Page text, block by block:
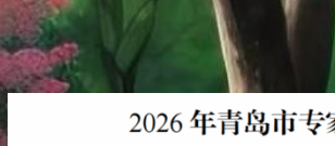
新闻●公告